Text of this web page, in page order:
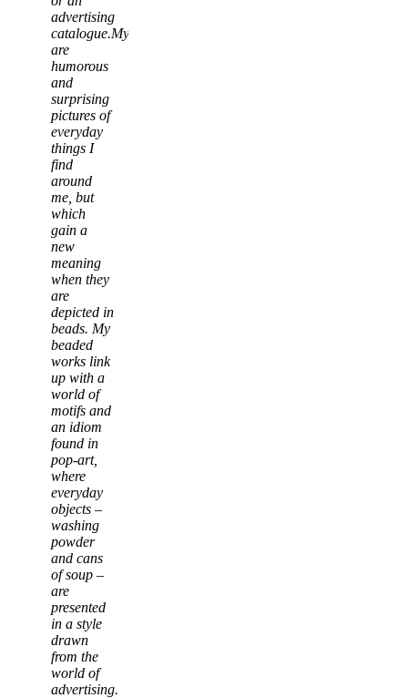
advertising
catalogue.My works
are
humorous
and
surprising
pictures of
everyday
things I
find
around
me, but
which
gain a
new
meaning
when they
are
depicted in
beads. My
beaded
works link
up with a
world of
motifs and
an idiom
found in
pop-art,
where
everyday
objects –
washing
powder
and cans
of soup –
are
presented
in a style
drawn
from the
world of
advertising.